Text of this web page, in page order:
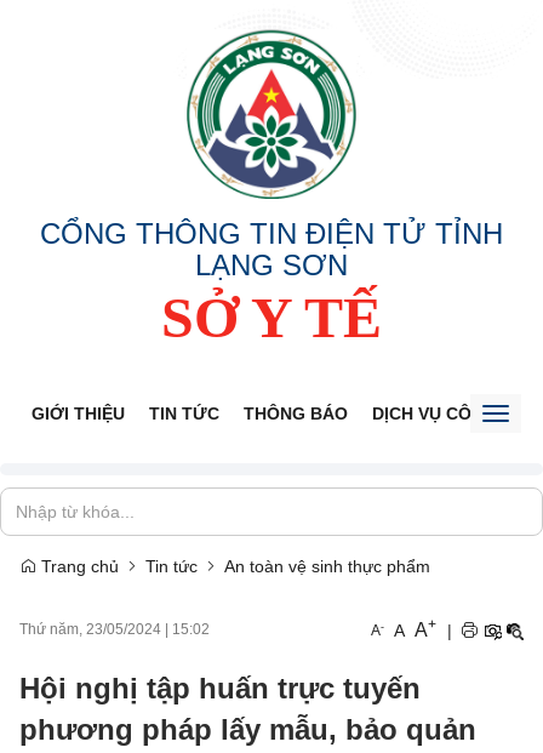
CỔNG THÔNG TIN ĐIỆN TỬ TỈNH
LẠNG SƠN
SỞ Y TẾ
GIỚI THIỆU TIN TỨC THÔNG BÁO DỊCH VỤ CÔNG
Trang chủ Tin tức An toàn vệ sinh thực phẩm
Thứ năm, 23/05/2024 15:02 A- A A+ |
Hội nghị tập huấn trực tuyến
phương pháp lấy mẫu, bảo quản